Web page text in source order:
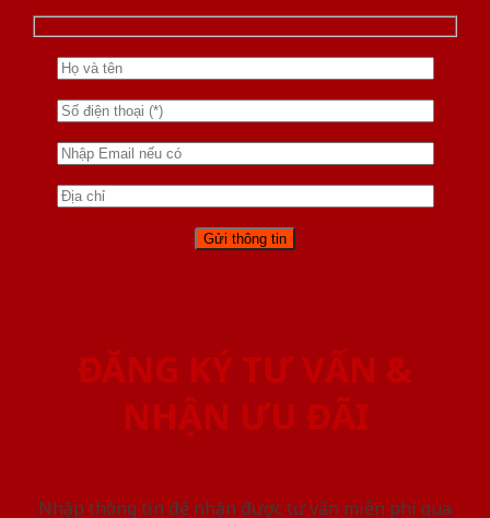
ĐĂNG KÝ TƯ VẤN &
NHẬN ƯU ĐÃI
Nhập thông tin để nhận được tư vấn miễn phí qua